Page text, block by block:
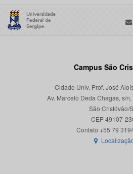
Campus São
Cidade Univ. Prof. José
Av. Marcelo Deda Chagas, s/
São Cristóvão/
CEP 49107-